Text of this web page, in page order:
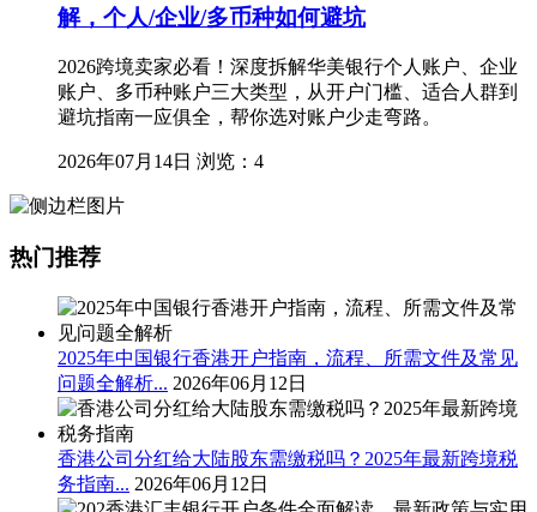
解，个人/企业/多币种如何避坑
2026跨境卖家必看！深度拆解华美银行个人账户、企业
账户、多币种账户三大类型，从开户门槛、适合人群到
避坑指南一应俱全，帮你选对账户少走弯路。
2026年07月14日 浏览：4
热门推荐
2025年中国银行香港开户指南，流程、所需文件及常见
问题全解析... 2026年06月12日
香港公司分红给大陆股东需缴税吗？2025年最新跨境税
务指南... 2026年06月12日